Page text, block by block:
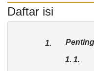
Daftar isi
1.
1. 1.